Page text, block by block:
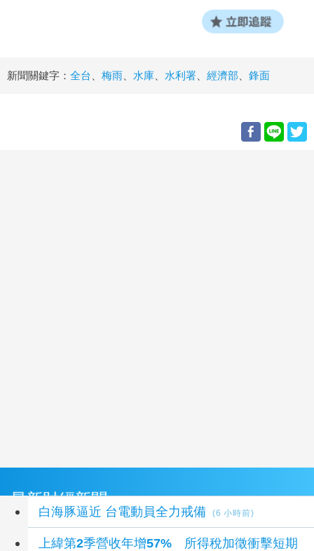
新聞關鍵字： 全台 梅雨 水庫 水利署 經濟部 鋒面
最新財經新聞
白海豚逼近 台電動員全力戒備 (6 小時前)
上緯第2季營收年增57% 所得稅加徵衝擊短期